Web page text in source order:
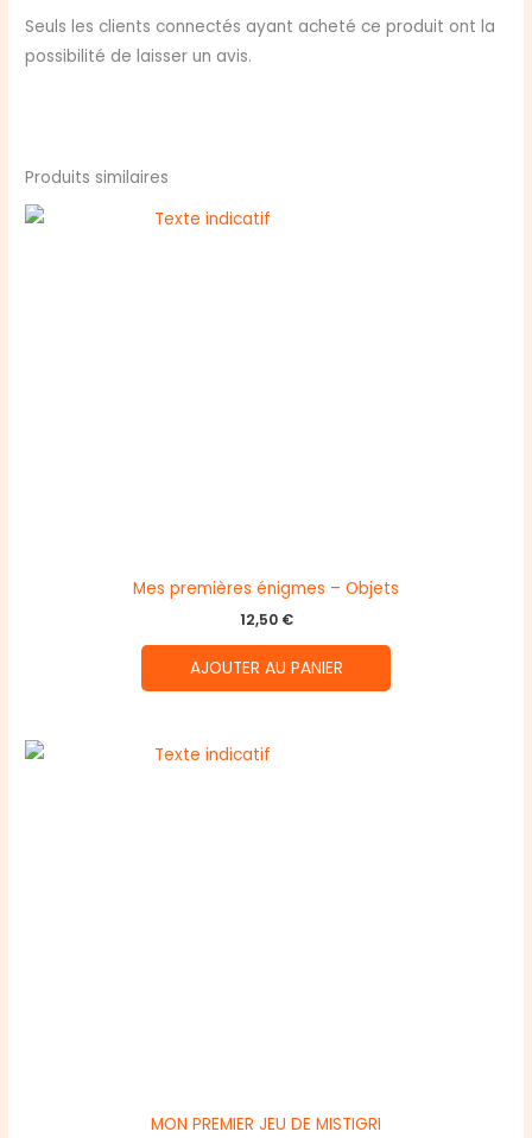
Seuls les clients connectés ayant acheté ce produit ont la
possibilité de laisser un avis.
Produits similaires
Mes premières énigmes – Objets
12,50 €
AJOUTER AU PANIER
MON PREMIER JEU DE MISTIGRI